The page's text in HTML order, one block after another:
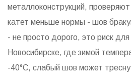
металлоконструкций,
катет меньше нормы - шов
- не просто дорого, это риск
Новосибирске, где зимой
-40°C, слабый шов может